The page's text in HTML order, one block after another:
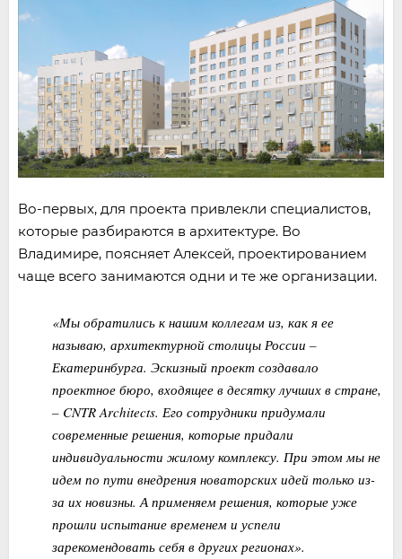
Во-первых, для проекта привлекли специалистов,
которые разбираются в архитектуре. Во
Владимире, поясняет Алексей, проектированием
чаще всего занимаются одни и те же организации.
«Мы обратились к нашим коллегам из, как я ее
называю, архитектурной столицы России –
Екатеринбурга. Эскизный проект создавало
проектное бюро, входящее в десятку лучших в стране,
– CNTR Architects. Его сотрудники придумали
современные решения, которые придали
индивидуальности жилому комплексу. При этом мы не
идем по пути внедрения новаторских идей только из-
за их новизны. А применяем решения, которые уже
прошли испытание временем и успели
зарекомендовать себя в других регионах».